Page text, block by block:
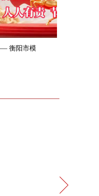
衡阳市模